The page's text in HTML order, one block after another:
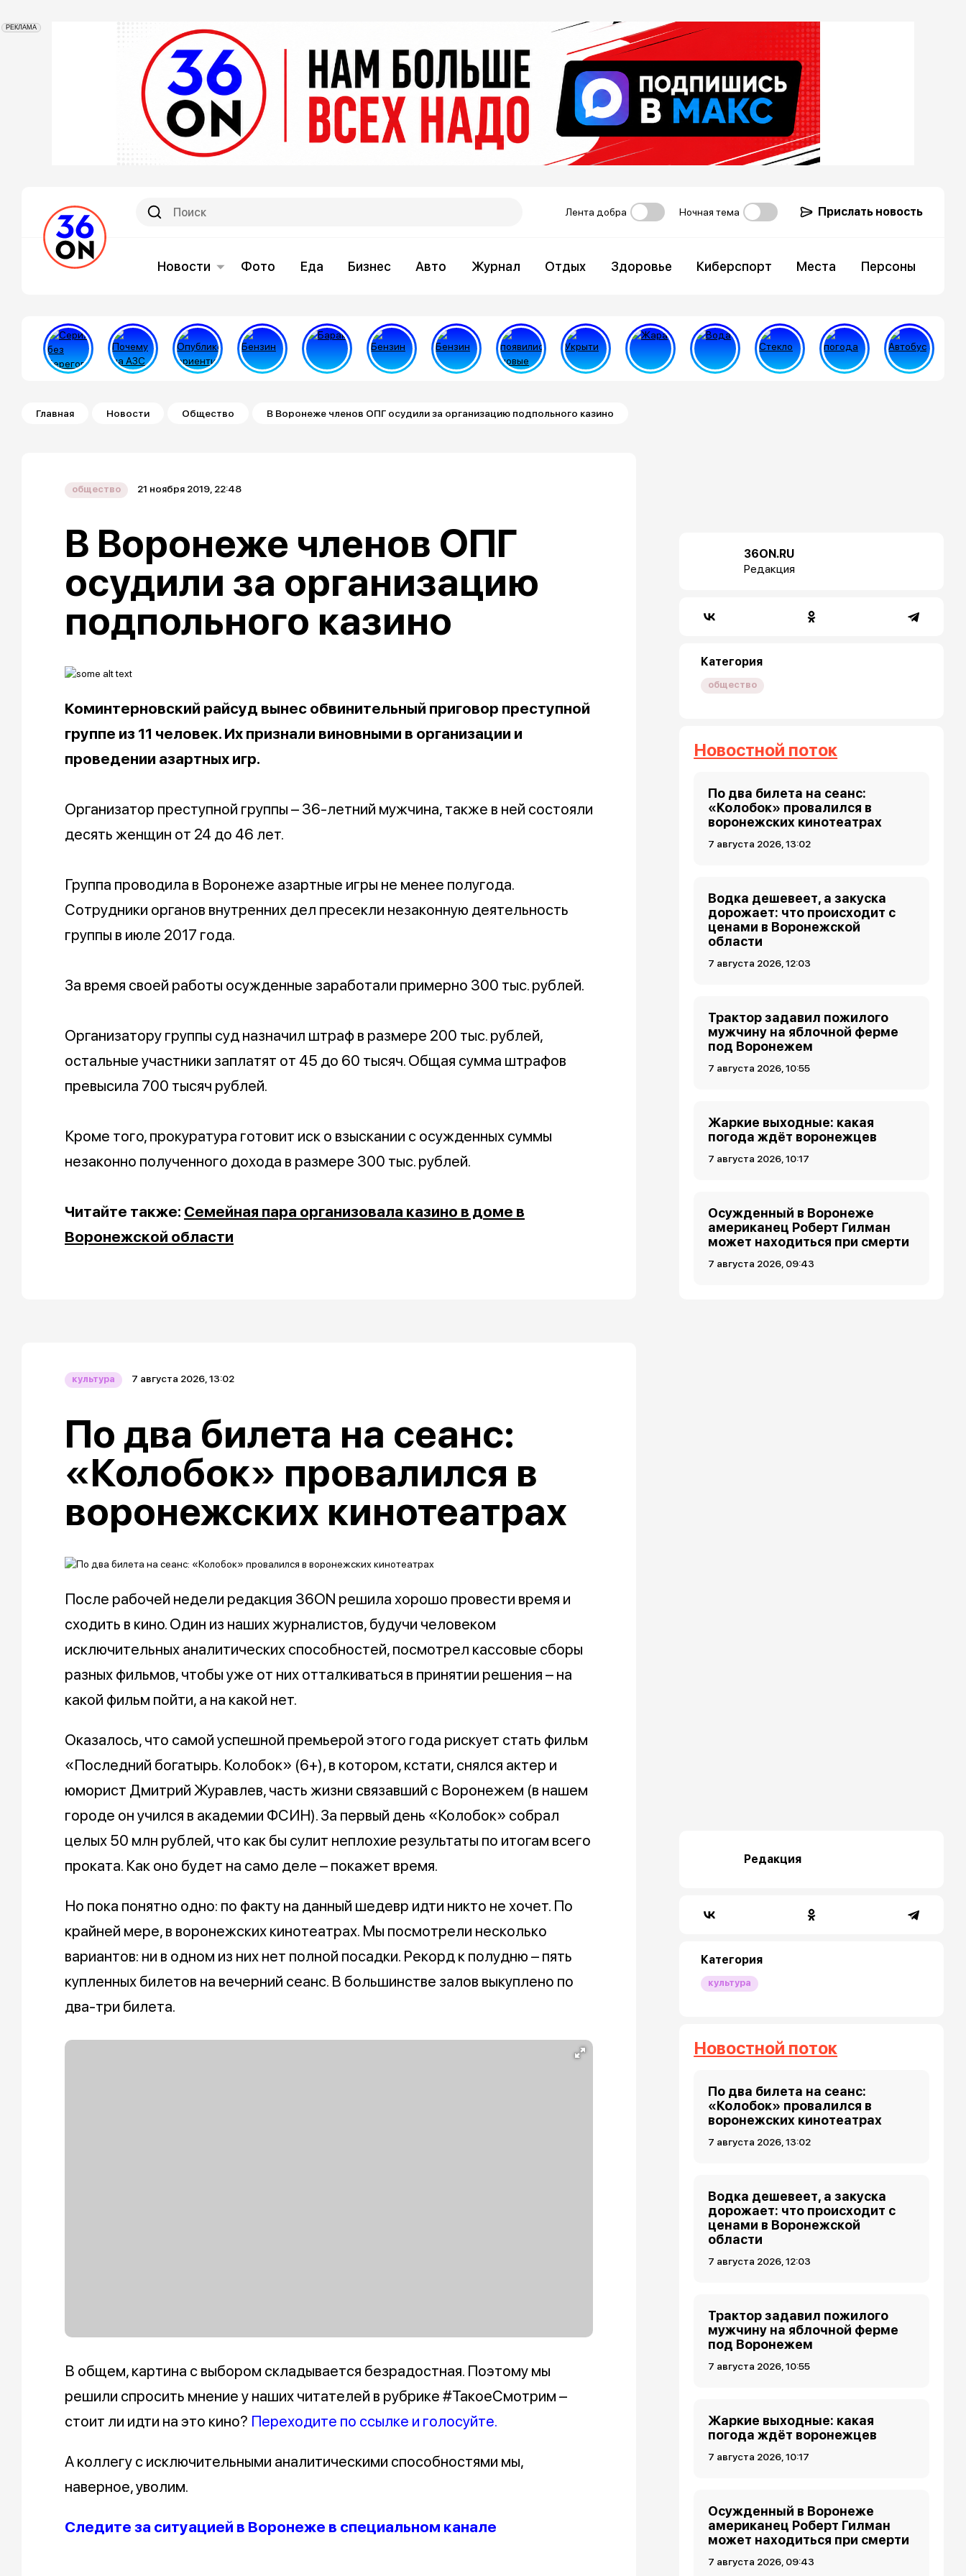
РЕКЛАМА
Лента добра Ночная тема Прислать новость
Новости Фото Еда Бизнес Авто Журнал Отдых Здоровье Киберспорт Места Персоны
Строка навигации
Главная Новости Общество В Воронеже членов ОПГ осудили за организацию подпольного казино
общество 21 ноября 2019, 22:48
В Воронеже членов ОПГ
осудили за организацию
подпольного казино
Коминтерновский райсуд вынес обвинительный приговор преступной
группе из 11 человек. Их признали виновными в организации и
проведении азартных игр.
Организатор преступной группы – 36-летний мужчина, также в ней состояли
десять женщин от 24 до 46 лет.
Группа проводила в Воронеже азартные игры не менее полугода.
Сотрудники органов внутренних дел пресекли незаконную деятельность
группы в июле 2017 года.
За время своей работы осужденные заработали примерно 300 тыс. рублей.
Организатору группы суд назначил штраф в размере 200 тыс. рублей,
остальные участники заплатят от 45 до 60 тысяч. Общая сумма штрафов
превысила 700 тысяч рублей.
Кроме того, прокуратура готовит иск о взыскании с осужденных суммы
незаконно полученного дохода в размере 300 тыс. рублей.
Читайте также: Семейная пара организовала казино в доме в
Воронежской области
36ON.RU
Редакция
Категория
общество
Новостной поток
По два билета на сеанс:
«Колобок» провалился в
воронежских кинотеатрах
7 августа 2026, 13:02
Водка дешевеет, а закуска
дорожает: что происходит с
ценами в Воронежской
области
7 августа 2026, 12:03
Трактор задавил пожилого
мужчину на яблочной ферме
под Воронежем
7 августа 2026, 10:55
Жаркие выходные: какая
погода ждёт воронежцев
7 августа 2026, 10:17
Осужденный в Воронеже
американец Роберт Гилман
может находиться при смерти
7 августа 2026, 09:43
культура 7 августа 2026, 13:02
По два билета на сеанс:
«Колобок» провалился в
воронежских кинотеатрах
После рабочей недели редакция 36ON решила хорошо провести время и
сходить в кино. Один из наших журналистов, будучи человеком
исключительных аналитических способностей, посмотрел кассовые сборы
разных фильмов, чтобы уже от них отталкиваться в принятии решения – на
какой фильм пойти, а на какой нет.
Оказалось, что самой успешной премьерой этого года рискует стать фильм
«Последний богатырь. Колобок» (6+), в котором, кстати, снялся актер и
юморист Дмитрий Журавлев, часть жизни связавший с Воронежем (в нашем
городе он учился в академии ФСИН). За первый день «Колобок» собрал
целых 50 млн рублей, что как бы сулит неплохие результаты по итогам всего
проката. Как оно будет на само деле – покажет время.
Но пока понятно одно: по факту на данный шедевр идти никто не хочет. По
крайней мере, в воронежских кинотеатрах. Мы посмотрели несколько
вариантов: ни в одном из них нет полной посадки. Рекорд к полудню – пять
купленных билетов на вечерний сеанс. В большинстве залов выкуплено по
два-три билета.
В общем, картина с выбором складывается безрадостная. Поэтому мы
решили спросить мнение у наших читателей в рубрике #ТакоеСмотрим –
стоит ли идти на это кино? Переходите по ссылке и голосуйте.
А коллегу с исключительными аналитическими способностями мы,
наверное, уволим.
Следите за ситуацией в Воронеже в специальном канале
Редакция
Категория
культура
Новостной поток
По два билета на сеанс:
«Колобок» провалился в
воронежских кинотеатрах
7 августа 2026, 13:02
Водка дешевеет, а закуска
дорожает: что происходит с
ценами в Воронежской
области
7 августа 2026, 12:03
Трактор задавил пожилого
мужчину на яблочной ферме
под Воронежем
7 августа 2026, 10:55
Жаркие выходные: какая
погода ждёт воронежцев
7 августа 2026, 10:17
Осужденный в Воронеже
американец Роберт Гилман
может находиться при смерти
7 августа 2026, 09:43